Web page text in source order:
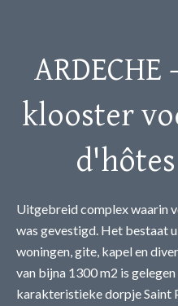
klooster
Uitgebreid complex waarin
was gevestigd. Het bestaat
woningen, gite, kapel en
van bijna 1300 m2 is gelegen
karakteristieke dorpje Saint